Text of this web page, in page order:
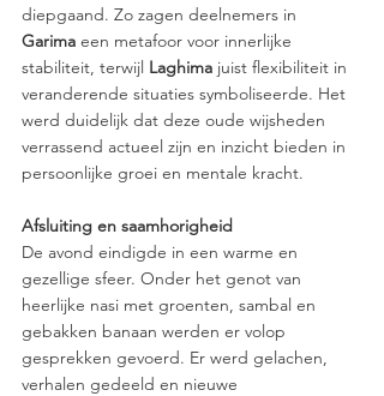
diepgaand. Zo zagen deelnemers in
Garima een metafoor voor innerlijke
stabiliteit, terwijl Laghima juist flexibiliteit in
veranderende situaties symboliseerde. Het
werd duidelijk dat deze oude wijsheden
verrassend actueel zijn en inzicht bieden in
persoonlijke groei en mentale kracht.
Afsluiting en saamhorigheid
De avond eindigde in een warme en
gezellige sfeer. Onder het genot van
heerlijke nasi met groenten, sambal en
gebakken banaan werden er volop
gesprekken gevoerd. Er werd gelachen,
verhalen gedeeld en nieuwe